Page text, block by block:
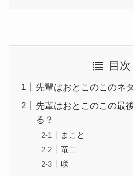
目次
先輩はおとこのこのネ
先輩はおとこのこの最
る？
まこと
竜二
咲